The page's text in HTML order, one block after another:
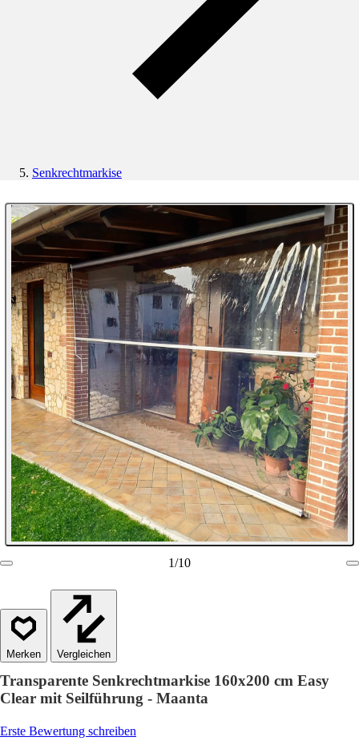
Senkrechtmarkise
1/10
Vergleichen
Transparente Senkrechtmarkise 160x200 cm Easy
Clear mit Seilführung - Maanta
Erste Bewertung schreiben